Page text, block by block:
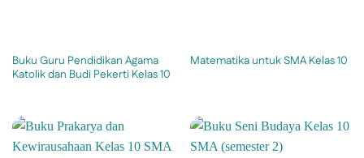
Buku Guru Pendidikan Agama
Katolik dan Budi Pekerti Kelas 10
Matematika untuk SMA Kelas 10